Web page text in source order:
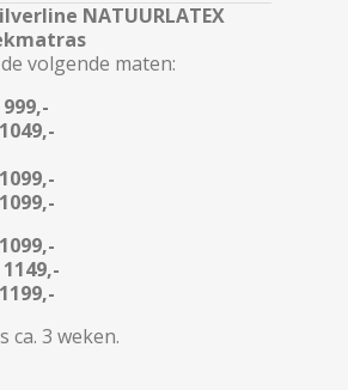
NATUURLATEX
volgende maten:
999,-
1049,-
1099,-
1099,-
1099,-
1149,-
1199,-
ca. 3 weken.